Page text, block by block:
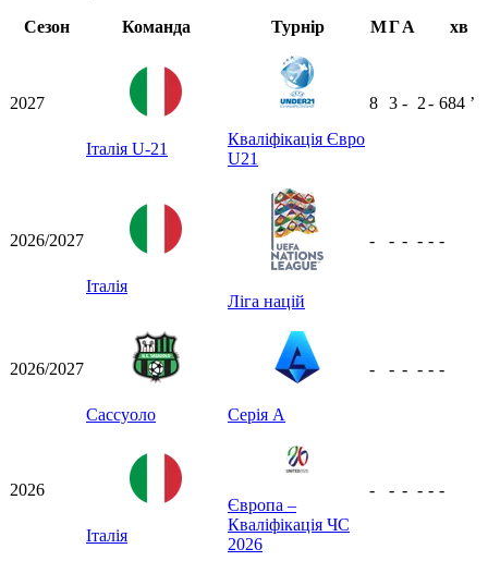
Сезон
Команда Турнір МГА хв
2027
Італія U-21
Кваліфікація Євро
U21
8 3 - 2- 684 ʼ
2026/2027
Італія
Ліга націй
- - - - - -
2026/2027
Сассуоло Серія А
- - - - - -
2026
Італія
Європа –
Кваліфікація ЧС
2026
- - - - - -